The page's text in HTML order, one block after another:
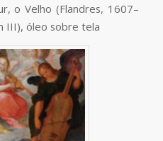
o Velho (Flandres, 1607–
III), óleo sobre tela